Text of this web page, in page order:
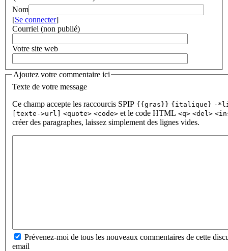
Nom
[Se connecter]
Courriel (non publié)
Votre site web
Ajoutez votre commentaire ici
Texte de votre message
Ce champ accepte les raccourcis SPIP {{gras}} {italique} -
[texte->url]
<quote> <code> et le code HTML <q> <del>
créer des paragraphes, laissez simplement des lignes vides.
Prévenez-moi de tous les nouveaux commentaires de cette
email